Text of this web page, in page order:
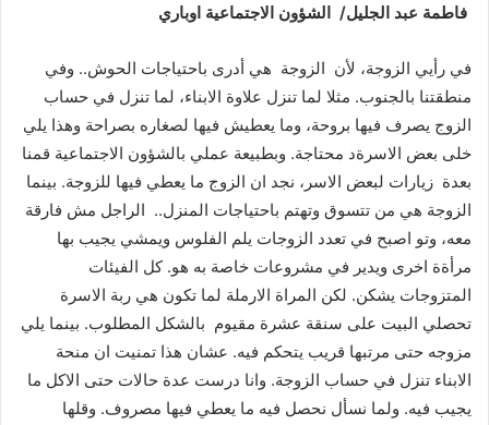
فاطمة عبد الجليل/ الشؤون الاجتماعية اوباري
في رأيي الزوجة، لأن الزوجة هي أدرى باحتياجات الحوش.. وفي
منطقتنا بالجنوب. مثلا لما تنزل علاوة الابناء، لما تنزل في حساب
الزوج يصرف فيها بروحة، وما يعطيش فيها لصغاره بصراحة وهذا يلي
خلى بعض الاسرةد محتاجة. وبطبيعة عملي بالشؤون الاجتماعية قمنا
بعدة زيارات لبعض الاسر، نجد ان الزوج ما يعطي فيها للزوجة. بينما
الزوجة هي من تتسوق وتهتم باحتياجات المنزل.. الراجل مش فارقة
معه، وتو اصبح في تعدد الزوجات يلم الفلوس ويمشي يجيب بها
مرأةة اخرى ويدير في مشروعات خاصة به هو. كل الفيئات
المتزوجات يشكن. لكن المراة الارملة لما تكون هي ربة الاسرة
تحصلي البيت على سنقة عشرة مقيوم بالشكل المطلوب. بينما يلي
مزوجه حتى مرتبها قريب يتحكم فيه. عشان هذا تمنيت ان منحة
الابناء تنزل في حساب الزوجة. وانا درست عدة حالات حتى الاكل ما
يجيب فيه. ولما نسأل نحصل فيه ما يعطي فيها مصروف. وقلها